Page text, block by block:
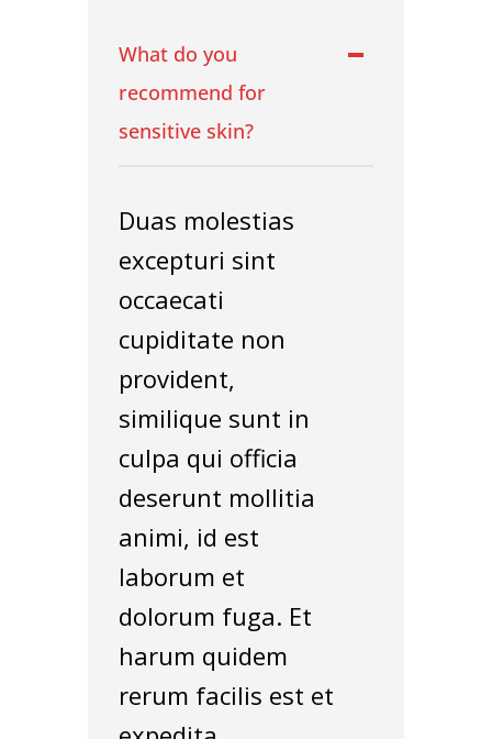
What do you
recommend for
sensitive skin?
Duas molestias
excepturi sint
occaecati
cupiditate non
provident,
similique sunt in
culpa qui officia
deserunt mollitia
animi, id est
laborum et
dolorum fuga. Et
harum quidem
rerum facilis est et